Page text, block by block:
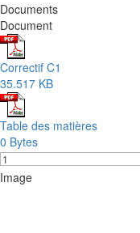
Documents
Document
Correctif C1
35.517 KB
Table des matières
0 Bytes
Image